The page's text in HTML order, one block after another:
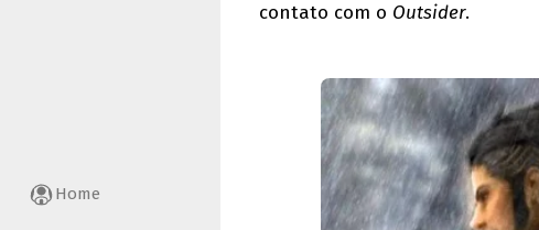
Home
contato com o Outsider.